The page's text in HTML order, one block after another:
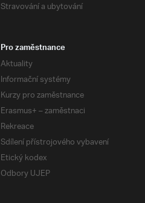
Stravování a ubytování
Pro zaměstnance
Aktuality
Informační systémy
Kurzy pro zaměstnance
Erasmus+ – zaměstnaci
Rekreace
Sdílení přístrojového vybavení
Etický kodex
Odbory UJEP